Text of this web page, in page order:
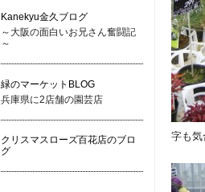
字も気
Kanekyu金久ブログ
～大阪の面白いお兄さん奮闘記
～
緑のマーケットBLOG
兵庫県に2店舗の園芸店
クリスマスローズ百花店のブロ
グ